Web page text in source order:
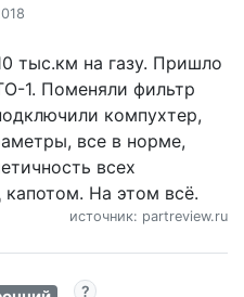
тыс.км на газу. Пришло
1. Поменяли фильтр
компухтер,
все в норме,
всех
На этом всё.
источник: partreview.ru